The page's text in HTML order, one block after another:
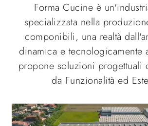
Forma Cucine è
specializzata nella
componibili, una realtà
dinamica e tecnologicamente
propone soluzioni progettuali
da Funzionalità ed